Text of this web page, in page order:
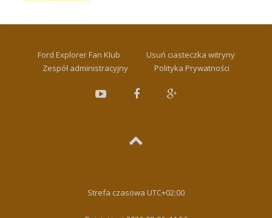
Ford Explorer Fan Klub
Usuń ciasteczka witryny
Zespół administracyjny
Polityka Prywatności
Strefa czasowa UTC+02:00